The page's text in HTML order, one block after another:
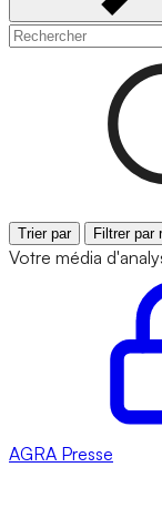
Trier par Filtrer par
Votre média
AGRA Presse